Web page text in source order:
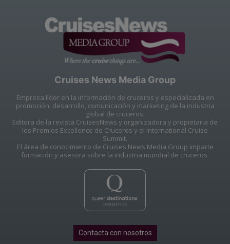
Cruises News Media Group
Empresa líder en la información de cruceros y especializada en
promoción, desarrollo, comunicación y marketing de la industria
global de cruceros.
Editora de la revista CruisesNews y organizadora y propietaria de
los Premios Excellence de Cruceros y el International Cruise
Summit.
El área de conocimiento de Cruises News Media Group imparte
formación y asesora sobre la industria mundial de cruceros.
Contacta con nosotros